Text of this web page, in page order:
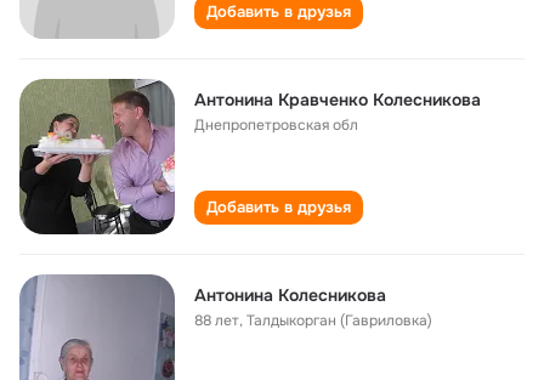
Добавить в друзья
Антонина Кравченко Колесникова
Днепропетровская обл
Добавить в друзья
Антонина Колесникова
88 лет,Талдыкорган (Гавриловка)